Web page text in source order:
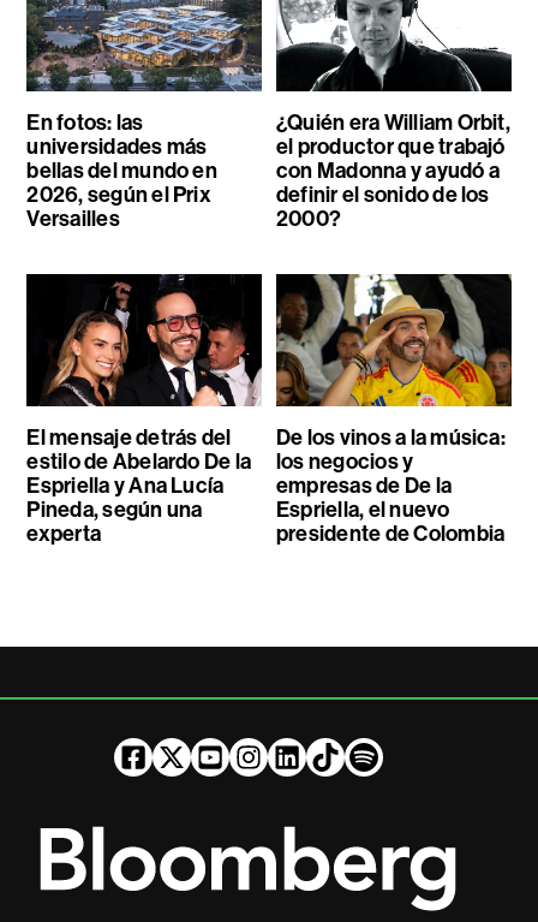
En fotos: las
universidades más
bellas del mundo en
2026, según el Prix
Versailles
¿Quién era William Orbit,
el productor que trabajó
con Madonna y ayudó a
definir el sonido de los
2000?
El mensaje detrás del
estilo de Abelardo De la
Espriella y Ana Lucía
Pineda, según una
experta
De los vinos a la música:
los negocios y
empresas de De la
Espriella, el nuevo
presidente de Colombia